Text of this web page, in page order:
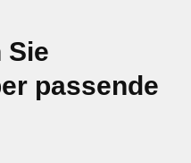
Sie
passende